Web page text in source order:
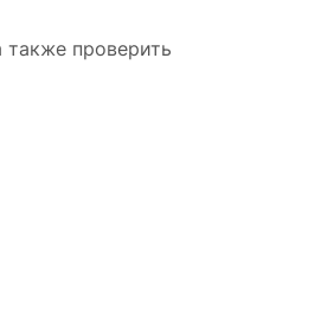
проверить